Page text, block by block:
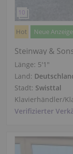
Hot Neue Anzeige
Steinway &
Länge: 5′1″
Land:
Stadt: Swisttal
Klavierhändler/
Verifizierter